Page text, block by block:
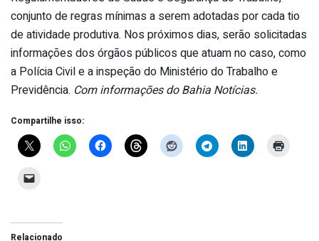
conjunto de regras mínimas a serem adotadas por cada tio
de atividade produtiva. Nos próximos dias, serão solicitadas
informações dos órgãos públicos que atuam no caso, como
a Polícia Civil e a inspeção do Ministério do Trabalho e
Previdência. Com informações do Bahia Notícias.
Compartilhe isso:
Relacionado